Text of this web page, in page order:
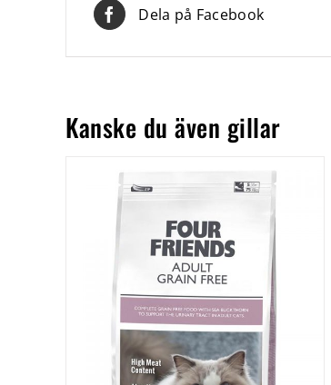
Dela på Facebook
Kanske du även gillar